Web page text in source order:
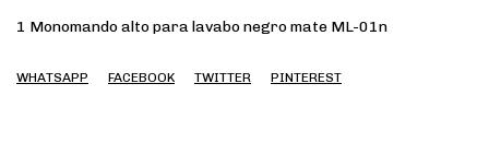
1 Monomando alto para lavabo negro mate ML-01n
WHATSAPP FACEBOOK TWITTER PINTEREST